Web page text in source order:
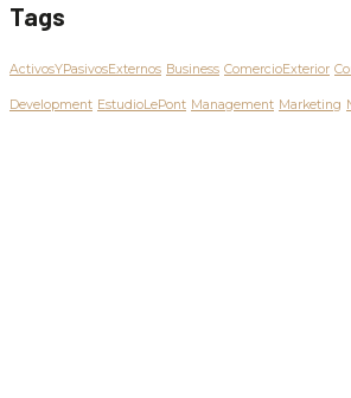
Tags
ActivosYPasivosExternos Business ComercioExterior
Development EstudioLePont Management Marketing